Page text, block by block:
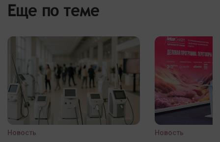
Еще по теме
Новость Новость